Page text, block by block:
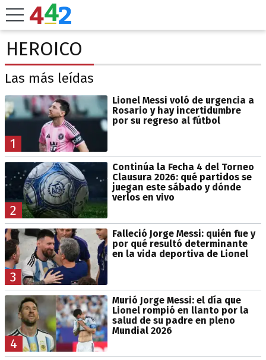
HEROICO
Las más leídas
1
Lionel Messi voló de urgencia a
Rosario y hay incertidumbre
por su regreso al fútbol
2
Continúa la Fecha 4 del Torneo
Clausura 2026: qué partidos se
juegan este sábado y dónde
verlos en vivo
3
Falleció Jorge Messi: quién fue y
por qué resultó determinante
en la vida deportiva de Lionel
4
Murió Jorge Messi: el día que
Lionel rompió en llanto por la
salud de su padre en pleno
Mundial 2026